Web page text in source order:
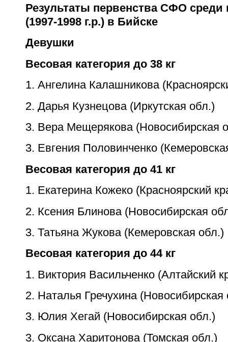
Результаты первенства СФО
(1997-1998 г.р.) в Бийске
Девушки
Весовая категория до 38 кг
1. Ангелина Калашникова
2. Дарья Кузнецова (Иркутская обл.)
3. Вера Мещерякова (Новосибирская
3. Евгения Половинченко
Весовая категория до 41 кг
1. Екатерина Кожеко (Красноярский
2. Ксения Блинова (Новосибирская
3. Татьяна Жукова (Кемеровская обл.)
Весовая категория до 44 кг
1. Виктория Васильченко (Алтайский
2. Наталья Гречухина (Новосибирская
3. Юлия Хегай (Новосибирская обл.)
3. Оксана Харитонова (Томская обл.)